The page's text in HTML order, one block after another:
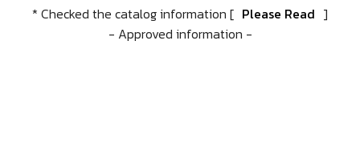
* Checked the catalog information [ Please Read ]
- Approved information -